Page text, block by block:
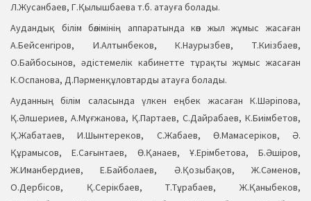
Л.Жусанбаев, Г.Қылышбаева т.б. атауға болады.
Аудандық білім бөлімінің аппаратында көп жыл жұмыс жасаған
А.Бейсенгіров, И.Алтынбеков, К.Наурызбев, Т.Киізбаев,
О.Байбосынов, әдістемелік кабинетте тұрақты жұмыс жасаған
К.Оспанова, Д.Пәрменқұловтарды атауға болады.
Ауданның білім саласында үлкен еңбек жасаған К.Шәріпова,
Қ.Әлшериев, А.Мұғжанова, Қ.Партаев, С.Дайрабаев, К.Биімбетов,
Қ.Жабатаев, И.Шынтереков, С.Жабаев, Ө.Мамасеріков, Ә.
Құрамысов, Е.Сағынтаев, Ө.Қанаев, Ұ.Ерімбетова, Б.Әшіров,
Ж.Иманбердиев, Е.Байболаев, Ә.Қозыбақов, Ж.Сәменов,
О.Дербісов, Қ.Серікбаев, Т.Тұрабаев, Ж.Қаныбеков,